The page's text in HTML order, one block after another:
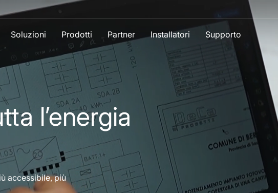
Soluzioni Prodotti Partner Installatori Supporto
l’energia
accessibile, più